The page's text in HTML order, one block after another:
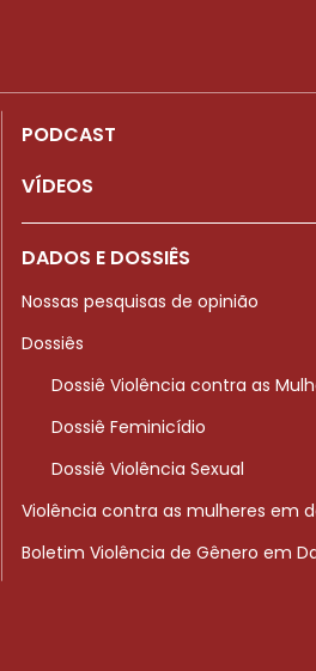
PODCAST
VÍDEOS
DADOS E DOSSIÊS
Nossas pesquisas de opinião
Dossiês
Dossiê Violência contra as
Dossiê Feminicídio
Dossiê Violência Sexual
Violência contra as mulheres em
Boletim Violência de Gênero em